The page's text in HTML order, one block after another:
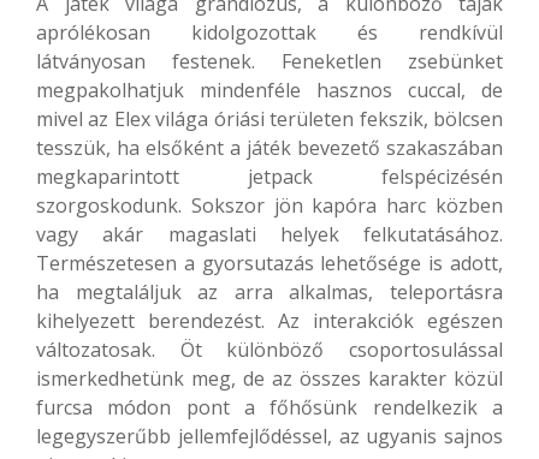
aprólékosan kidolgozottak és rendkívül
látványosan festenek. Feneketlen zsebünket
megpakolhatjuk mindenféle hasznos cuccal, de
mivel az Elex világa óriási területen fekszik, bölcsen
tesszük, ha elsőként a játék bevezető szakaszában
megkaparintott jetpack felspécizésén
szorgoskodunk. Sokszor jön kapóra harc közben
vagy akár magaslati helyek felkutatásához.
Természetesen a gyorsutazás lehetősége is adott,
ha megtaláljuk az arra alkalmas, teleportásra
kihelyezett berendezést. Az interakciók egészen
változatosak. Öt különböző csoportosulással
ismerkedhetünk meg, de az összes karakter közül
furcsa módon pont a főhősünk rendelkezik a
legegyszerűbb jellemfejlődéssel, az ugyanis sajnos